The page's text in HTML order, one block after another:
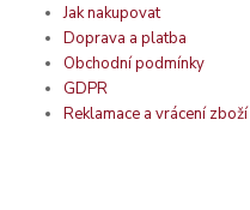
Jak nakupovat
Doprava a platba
Obchodní podmínky
GDPR
Reklamace a vrácení zboží